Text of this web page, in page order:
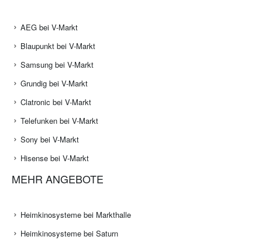
AEG bei V-Markt
Blaupunkt bei V-Markt
Samsung bei V-Markt
Grundig bei V-Markt
Clatronic bei V-Markt
Telefunken bei V-Markt
Sony bei V-Markt
Hisense bei V-Markt
MEHR ANGEBOTE
Heimkinosysteme bei Markthalle
Heimkinosysteme bei Saturn